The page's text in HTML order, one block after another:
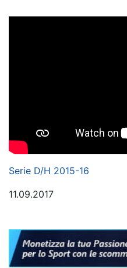
Serie D/H 2015-16
11.09.2017